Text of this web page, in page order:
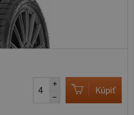
+
–
Kúpiť